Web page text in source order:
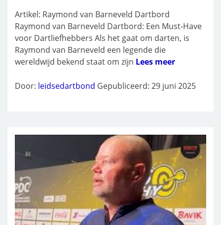
Artikel: Raymond van Barneveld Dartbord
Raymond van Barneveld Dartbord: Een Must-Have
voor Dartliefhebbers Als het gaat om darten, is
Raymond van Barneveld een legende die
wereldwijd bekend staat om zijn Lees meer
Door: leidsedartbond Gepubliceerd: 29 juni 2025